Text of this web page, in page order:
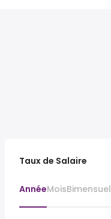
Taux de Salaire
AnnéeMoisBimensuel